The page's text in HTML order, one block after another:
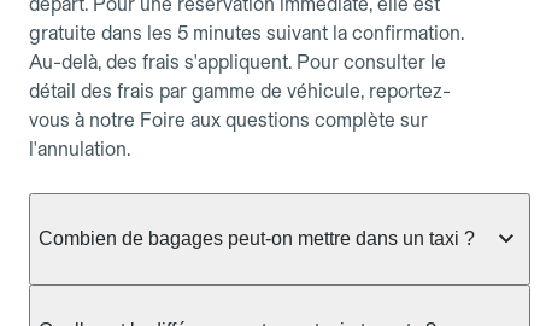
gratuite dans les 5 minutes suivant la confirmation.
Au-delà, des frais s'appliquent. Pour consulter le
détail des frais par gamme de véhicule, reportez-
vous à notre Foire aux questions complète sur
l'annulation.
Combien de bagages peut-on mettre dans un taxi ?